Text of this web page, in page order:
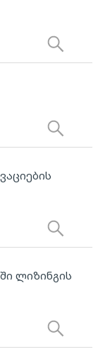
ლიზინგის